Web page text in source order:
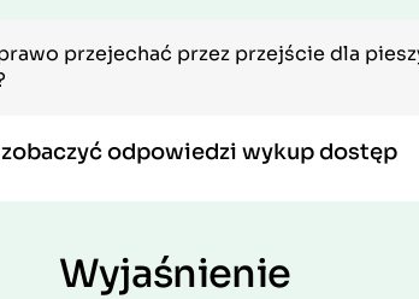
przejechać przez przejście dla
odpowiedzi wykup dostęp
Wyjaśnienie